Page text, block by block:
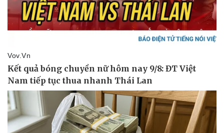
Vì cộng đồng
Chuyển đổi số